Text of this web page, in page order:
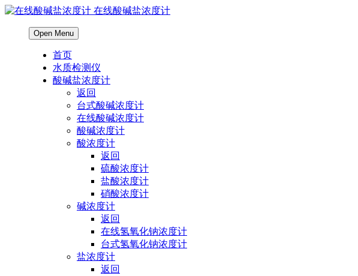
在线酸碱盐浓度计
Open Menu
首页
水质检测仪
酸碱盐浓度计
返回
台式酸碱浓度计
在线酸碱浓度计
酸碱浓度计
酸浓度计
返回
硫酸浓度计
盐酸浓度计
硝酸浓度计
碱浓度计
返回
在线氢氧化钠浓度计
台式氢氧化钠浓度计
盐浓度计
返回